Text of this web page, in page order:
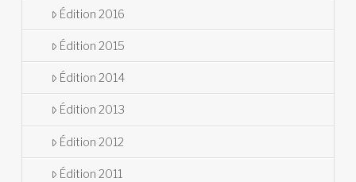
Édition 2016
Édition 2015
Édition 2014
Édition 2013
Édition 2012
Édition 2011